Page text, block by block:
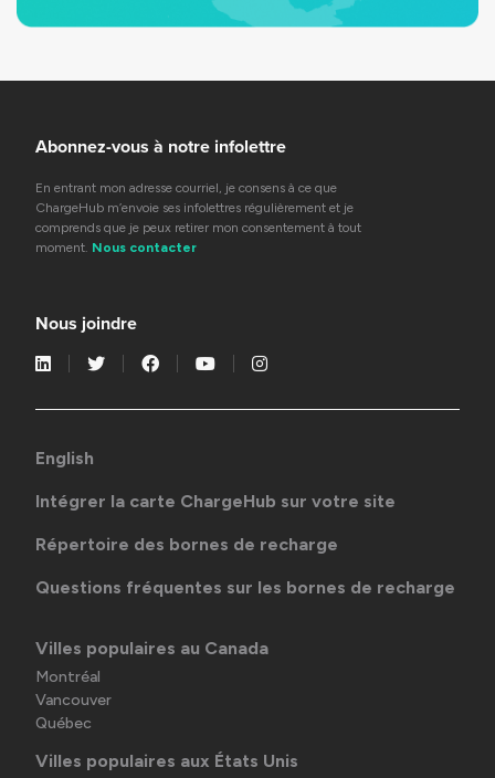
Abonnez-vous à notre infolettre
En entrant mon adresse courriel, je consens à ce que
ChargeHub m’envoie ses infolettres régulièrement et je
comprends que je peux retirer mon consentement à tout
moment. Nous contacter
Nous joindre
English
Intégrer la carte ChargeHub sur votre site
Répertoire des bornes de recharge
Questions fréquentes sur les bornes de recharge
Villes populaires au Canada
Montréal
Vancouver
Québec
Villes populaires aux États Unis